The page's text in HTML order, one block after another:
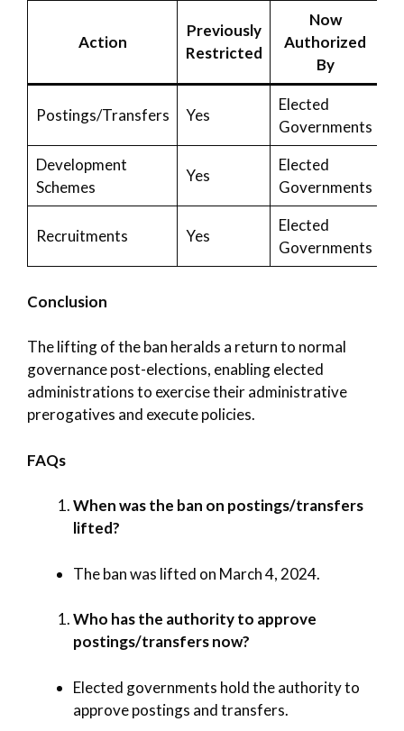
Action
Previously
Restricted
Now
Authorized
By
Postings/Transfers Yes
Elected
Governments
Development
Schemes
Yes
Elected
Governments
Recruitments Yes
Elected
Governments
Conclusion
The lifting of the ban heralds a return to normal
governance post-elections, enabling elected
administrations to exercise their administrative
prerogatives and execute policies.
FAQs
When was the ban on postings/transfers
lifted?
The ban was lifted on March 4, 2024.
Who has the authority to approve
postings/transfers now?
Elected governments hold the authority to
approve postings and transfers.